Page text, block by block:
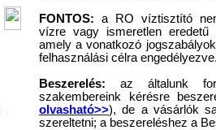
FONTOS: a RO víztisztító
vízre vagy ismeretlen
amely a vonatkozó
felhasználási célra
Beszerelés: az általunk
szakembereink kérésre
olvasható>>), de a vásárlók
szereltetni; a beszereléshez a